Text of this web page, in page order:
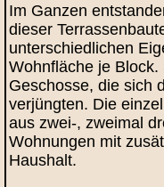
Im Ganzen
dieser
unterschiedlichen
Wohnfläche je
Geschosse, die sich
verjüngten. Die
aus zwei-, zweimal
Wohnungen mit
Haushalt.